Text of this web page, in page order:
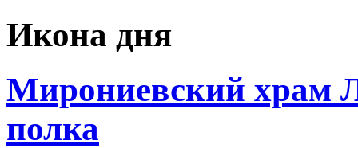
Икона дня
Мирониевский храм
полка